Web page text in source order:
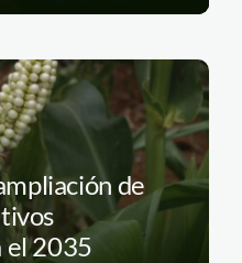
de
el 2035